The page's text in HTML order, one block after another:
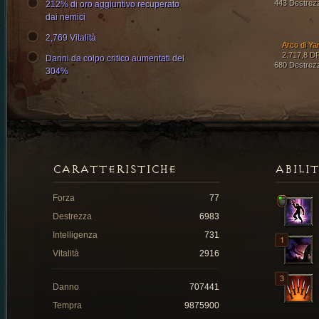
443
Arco di
2.717,8
680
212% di oro aggiuntivo recuperato
dai nemici
2,769 Vitalità
Danni da colpo critico aumentati del
304%
CARATTERISTICHE
Forza
77
Destrezza
6983
Intelligenza
731
Vitalità
2916
Danno
707441
Tempra
9875900